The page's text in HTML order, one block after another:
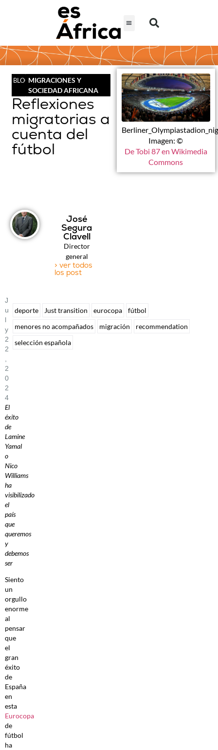
BLOGMIGRACIONES Y
SOCIEDAD AFRICANA
Reflexiones
migratorias a
cuenta del
fútbol
Imagen: ©
De Tobi 87 en Wikimedia
Commons
José
Segura
Clavell
Director
general
> ver todos
los post
J
U
L
Y
2
2
2
0
2
4
El
éxito
de
Lamine
Yamal
o
Nico
Williams
ha
visibilizado
el
país
que
queremos
y
debemos
ser
Siento
un
orgullo
enorme
al
pensar
que
el
gran
éxito
de
España
en
esta
Eurocopa
de
fútbol
ha
deporte Just transition eurocopa
fútbol
menores no acompañados
migración
recommendation
selección española